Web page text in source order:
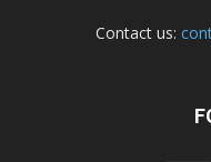
Contact us: